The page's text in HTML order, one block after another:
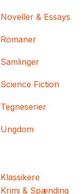
Noveller & Essays
Romaner
Samlinger
Science Fiction
Tegneserier
Ungdom
Klassikere
Krimi & Spænding